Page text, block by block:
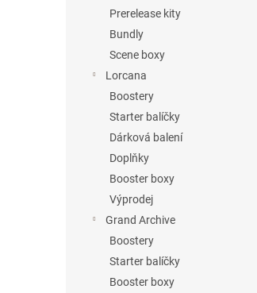
Prerelease kity
Bundly
Scene boxy
Lorcana
Boostery
Starter balíčky
Dárková balení
Doplňky
Booster boxy
Výprodej
Grand Archive
Boostery
Starter balíčky
Booster boxy